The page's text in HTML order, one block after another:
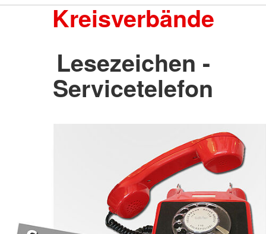
Kreisverbände
Lesezeichen -
Servicetelefon